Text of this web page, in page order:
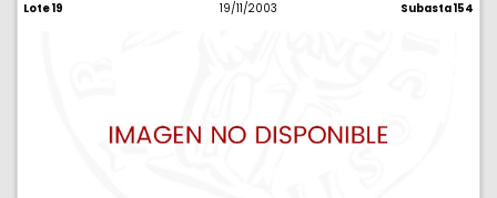
Lote 19 19/11/2003 Subasta 154